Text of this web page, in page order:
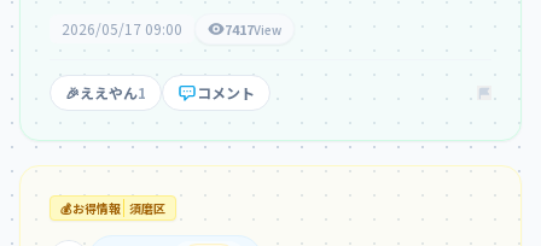
2026/05/17 09:00 7417View
🎉ええやん1 コメント
💰お得情報 須磨区